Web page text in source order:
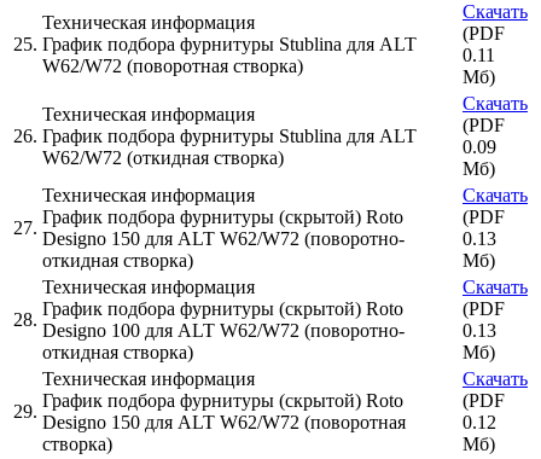
25.
Техническая информация
График подбора фурнитуры Stublina для ALT
W62/W72 (поворотная створка)
Скачать
(PDF
0.11
Мб)
26.
Техническая информация
График подбора фурнитуры Stublina для ALT
W62/W72 (откидная створка)
Скачать
(PDF
0.09
Мб)
27.
Техническая информация
График подбора фурнитуры (скрытой) Roto
Designo 150 для ALT W62/W72 (поворотно-
откидная створка)
Скачать
(PDF
0.13
Мб)
28.
Техническая информация
График подбора фурнитуры (скрытой) Roto
Designo 100 для ALT W62/W72 (поворотно-
откидная створка)
Скачать
(PDF
0.13
Мб)
29.
Техническая информация
График подбора фурнитуры (скрытой) Roto
Designo 150 для ALT W62/W72 (поворотная
створка)
Скачать
(PDF
0.12
Мб)